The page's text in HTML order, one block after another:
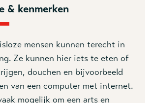
& kenmerken
mensen kunnen terecht in
Ze kunnen hier iets te eten of
douchen en bijvoorbeeld
van een computer met internet.
mogelijk om een arts en